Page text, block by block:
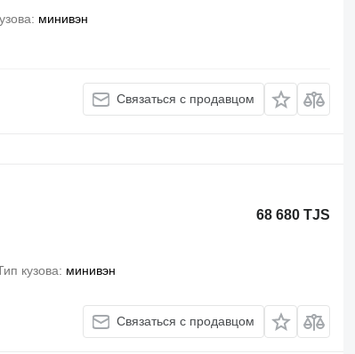
минивэн
Связаться с продавцом
68 680 TJS
кузова минивэн
Связаться с продавцом